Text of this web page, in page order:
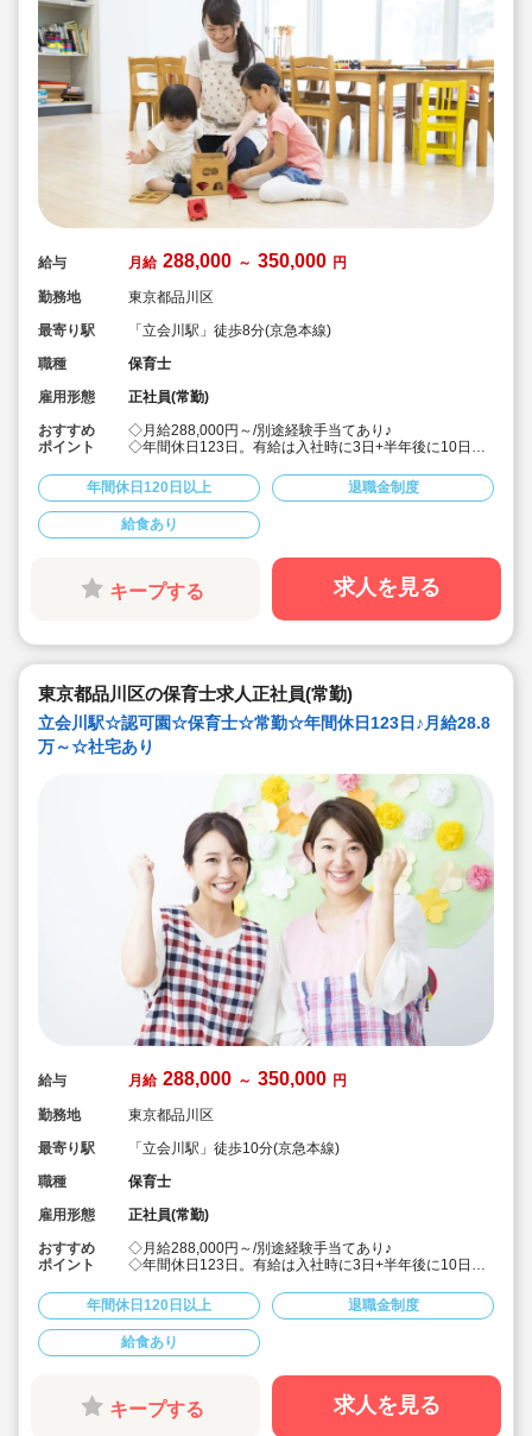
給与 月給 288,000 ～ 350,000 円
勤務地
東京都品川区
最寄り駅
「立会川駅」徒歩8分(京急本線)
職種
保育士
雇用形態
正社員(常勤)
おすすめ
ポイント
◇月給288,000円～/別途経験手当てあり♪
◇年間休日123日。有給は入社時に3日+半年後に10日付
◇借り上げ社宅制度あり！(敷金礼金なし)
◇介護休暇・産前産後休暇・育児休暇の取得率100％！
復帰率も83％♪
◇男性保育士も数多く活躍中の法人です！
どもたち一人ひとりに寄り添う保育を行っています。
◇各種研修を無理なく実施しているので、ブランクある
方や未経験の方も安心。主任や園長を目指す方のサポー
年間休日120日以上 退職金制度
給食あり
キープする 求人を見る
東京都品川区の保育士求人正社員(常勤)
立会川駅☆認可園☆保育士☆常勤☆年間休日123日♪月給28.8
万～☆社宅あり
給与 月給 288,000 ～ 350,000 円
勤務地
東京都品川区
最寄り駅
「立会川駅」徒歩10分(京急本線)
職種
保育士
雇用形態
正社員(常勤)
おすすめ
ポイント
◇月給288,000円～/別途経験手当てあり♪
◇年間休日123日。有給は入社時に3日+半年後に10日付
◇借り上げ社宅制度あり！(敷金礼金なし)
◇介護休暇・産前産後休暇・育児休暇の取得率100％！
復帰率も83％♪
◇男性保育士も数多く活躍中の法人です！
どもたち一人ひとりに寄り添う保育を行っています。
◇各種研修を無理なく実施しているので、ブランクある
方や未経験の方も安心。主任や園長を目指す方のサポー
年間休日120日以上 退職金制度
給食あり
キープする 求人を見る